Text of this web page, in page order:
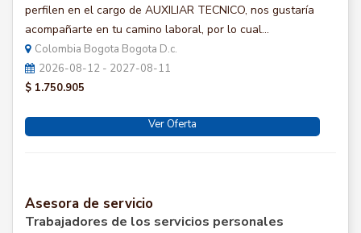
perfilen en el cargo de AUXILIAR TECNICO, nos gustaría
acompañarte en tu camino laboral, por lo cual...
Colombia Bogota Bogota D.c.
2026-08-12 - 2027-08-11
$ 1.750.905
Ver Oferta
Asesora de servicio
Trabajadores de los servicios personales